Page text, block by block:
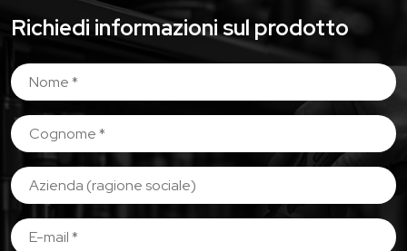
Richiedi informazioni sul prodotto